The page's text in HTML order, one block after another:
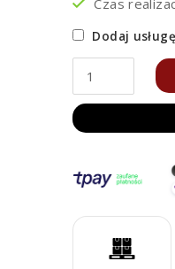
Czas
Dodaj
ilość
Ozdoba
świąteczna
Corten